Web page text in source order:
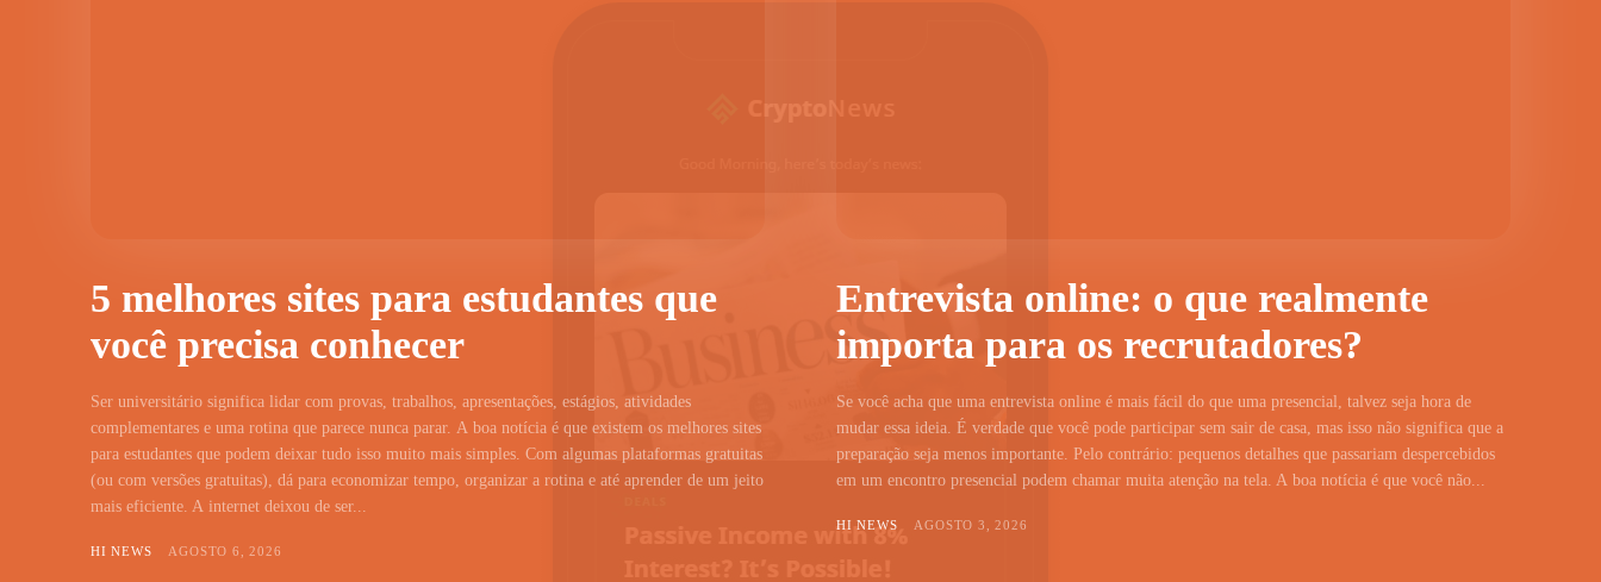
5 melhores sites para estudantes que
você precisa conhecer
Ser universitário significa lidar com provas, trabalhos, apresentações, estágios, atividades
complementares e uma rotina que parece nunca parar. A boa notícia é que existem os melhores sites
para estudantes que podem deixar tudo isso muito mais simples. Com algumas plataformas gratuitas
(ou com versões gratuitas), dá para economizar tempo, organizar a rotina e até aprender de um jeito
mais eficiente. A internet deixou de ser...
HI NEWS AGOSTO 6, 2026
Entrevista online: o que realmente
importa para os recrutadores?
Se você acha que uma entrevista online é mais fácil do que uma presencial, talvez seja hora de
mudar essa ideia. É verdade que você pode participar sem sair de casa, mas isso não significa que a
preparação seja menos importante. Pelo contrário: pequenos detalhes que passariam despercebidos
em um encontro presencial podem chamar muita atenção na tela. A boa notícia é que você não...
HI NEWS AGOSTO 3, 2026